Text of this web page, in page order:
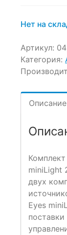
11,290 ₽.
Нет на
Артикул:
Категория:
Описание
miniLight
двух
Eyes